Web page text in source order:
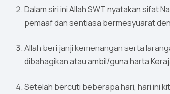
Dalam siri ini Allah SWT nyatakan sifat
pemaaf dan sentiasa bermesyuarat
Allah beri janji kemenangan serta
dibahagikan atau ambil/guna harta
Setelah bercuti beberapa hari, hari ini